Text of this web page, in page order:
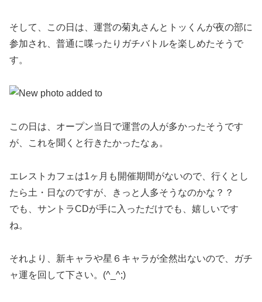
そして、この日は、運営の菊丸さんとトッくんが夜の部に
参加され、普通に喋ったりガチバトルを楽しめたそうで
す。
この日は、オープン当日で運営の人が多かったそうです
が、これを聞くと行きたかったなぁ。
エレストカフェは1ヶ月も開催期間がないので、行くとし
たら土・日なのですが、きっと人多そうなのかな？？
でも、サントラCDが手に入っただけでも、嬉しいです
ね。
それより、新キャラや星６キャラが全然出ないので、ガチ
ャ運を回して下さい。(^_^;)